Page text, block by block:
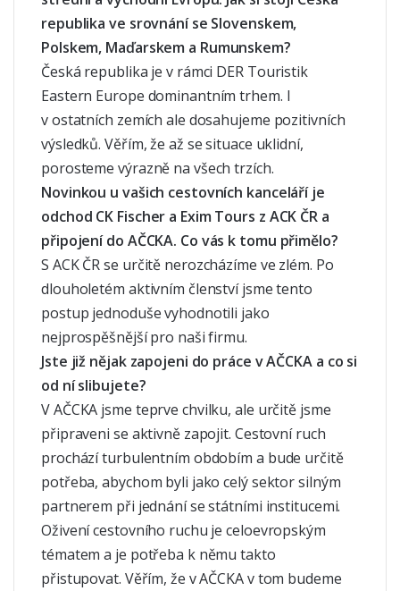
republika ve srovnání se Slovenskem,
Polskem, Maďarskem a Rumunskem?
Česká republika je v rámci DER Touristik
Eastern Europe dominantním trhem. I
v ostatních zemích ale dosahujeme pozitivních
výsledků. Věřím, že až se situace uklidní,
porosteme výrazně na všech trzích.
Novinkou u vašich cestovních kanceláří je
odchod CK Fischer a Exim Tours z ACK ČR a
připojení do AČCKA. Co vás k tomu přimělo?
S ACK ČR se určitě nerozcházíme ve zlém. Po
dlouholetém aktivním členství jsme tento
postup jednoduše vyhodnotili jako
nejprospěšnější pro naši firmu.
Jste již nějak zapojeni do práce v AČCKA a co si
od ní slibujete?
V AČCKA jsme teprve chvilku, ale určitě jsme
připraveni se aktivně zapojit. Cestovní ruch
prochází turbulentním obdobím a bude určitě
potřeba, abychom byli jako celý sektor silným
partnerem při jednání se státními institucemi.
Oživení cestovního ruchu je celoevropským
tématem a je potřeba k němu takto
přistupovat. Věřím, že v AČCKA v tom budeme